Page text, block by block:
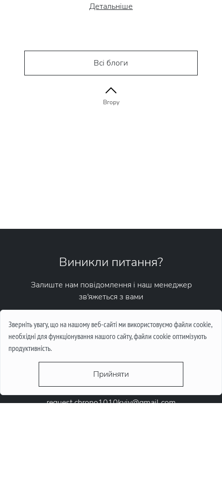
Зверніть увагу, що на нашому веб-сайті ми використовуємо файли cookie,
необхідні для функціонування нашого сайту, файли cookie оптимізують
продуктивність.
Прийняти
Детальніше
Всі блоги
Вгору
request.chrono1010kyiv@gmail.com
Виникли питання?
Залиште нам повідомлення і наш менеджер
зв'яжеться з вами
Написати повідомлення